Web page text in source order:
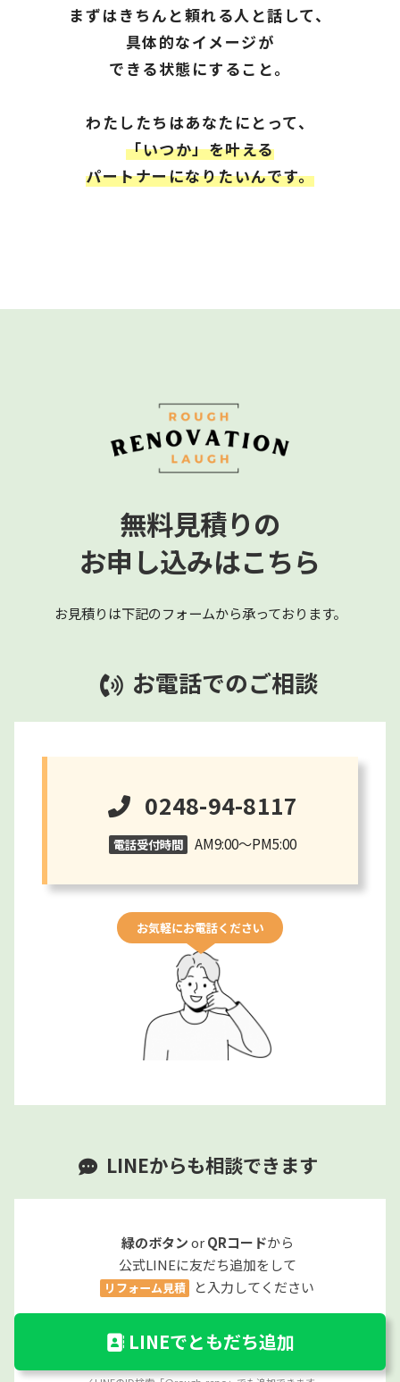
まずはきちんと頼れる人と話して、
具体的なイメージが
できる状態にすること。
わたしたちはあなたにとって、
「いつか」を叶える
パートナーになりたいんです。
無料見積りの
お申し込みはこちら
お見積りは下記のフォームから承っております。
お電話でのご相談
0248-94-8117
電話受付時間 AM9:00～PM5:00
お気軽にお電話ください
LINEからも相談できます
緑のボタンorQRコードから
公式LINEに友だち追加をして
リフォーム見積 と入力してください
LINEでともだち追加